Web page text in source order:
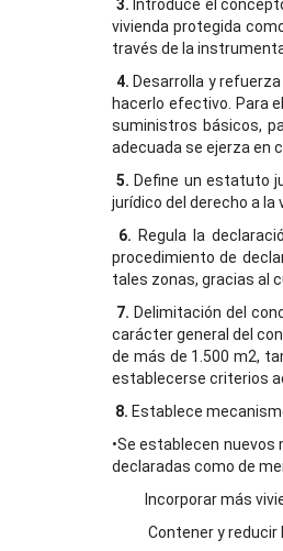
3. Introduce el
vivienda protegida
través de la
4. Desarrolla y
hacerlo efectivo. Para
suministros básicos,
adecuada se ejerza en
5. Define un estatuto
jurídico del derecho a
6. Regula la
procedimiento de
tales zonas, gracias al
7. Delimitación del
carácter general del
de más de 1.500 m2,
establecerse criterios
8. Establece
•Se establecen
declaradas como de
Incorporar más
Contener y reducir